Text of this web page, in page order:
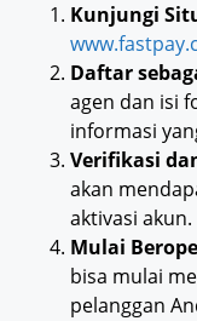
Kunjungi
Daftar
agen dan isi
informasi
Verifikasi
akan
aktivasi akun.
Mulai
bisa mulai
pelanggan